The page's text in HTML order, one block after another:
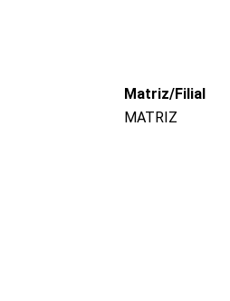
Matriz/Filial
MATRIZ